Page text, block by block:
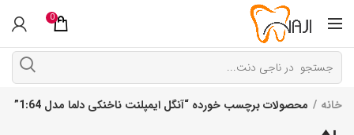
0
خانه محصولات برچسب خورده “آنگل ایمپلنت ناخنکی دلما مدل 1:64”